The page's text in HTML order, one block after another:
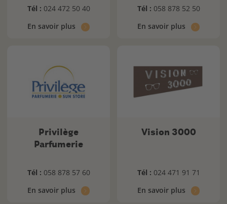
Tél : 024 472 50 40
En savoir plus
Tél : 058 878 52 50
En savoir plus
Privilège
Parfumerie
Tél : 058 878 57 60
En savoir plus
Vision 3000
Tél : 024 471 91 71
En savoir plus